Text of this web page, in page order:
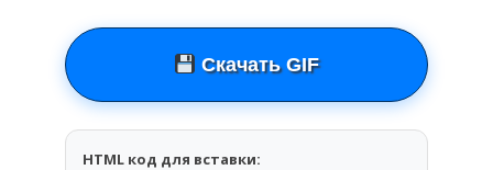
Скачать GIF
HTML код для вставки: